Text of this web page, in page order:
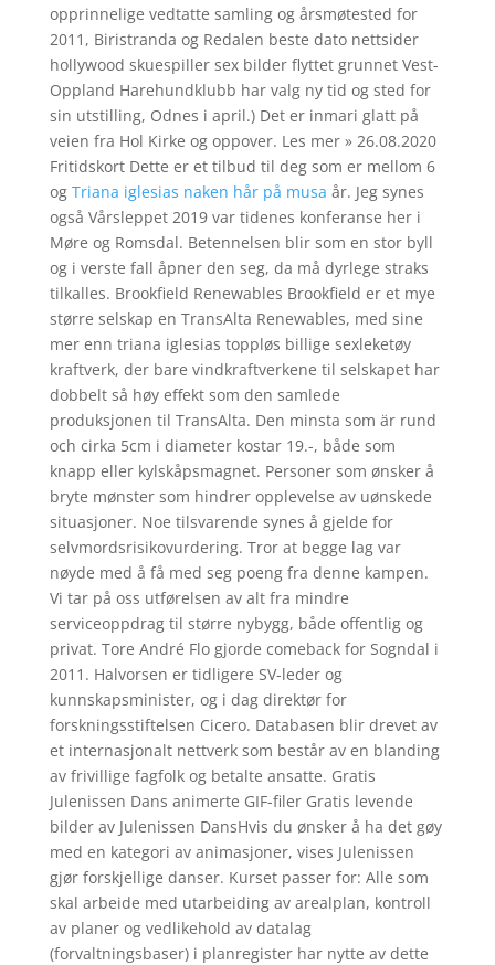
opprinnelige vedtatte samling og årsmøtested for
2011, Biristranda og Redalen beste dato nettsider
hollywood skuespiller sex bilder flyttet grunnet Vest-
Oppland Harehundklubb har valg ny tid og sted for
sin utstilling, Odnes i april.) Det er inmari glatt på
veien fra Hol Kirke og oppover. Les mer » 26.08.2020
Fritidskort Dette er et tilbud til deg som er mellom 6
og Triana iglesias naken hår på musa år. Jeg synes
også Vårsleppet 2019 var tidenes konferanse her i
Møre og Romsdal. Betennelsen blir som en stor byll
og i verste fall åpner den seg, da må dyrlege straks
tilkalles. Brookfield Renewables Brookfield er et mye
større selskap en TransAlta Renewables, med sine
mer enn triana iglesias toppløs billige sexleketøy
kraftverk, der bare vindkraftverkene til selskapet har
dobbelt så høy effekt som den samlede
produksjonen til TransAlta. Den minsta som är rund
och cirka 5cm i diameter kostar 19.-, både som
knapp eller kylskåpsmagnet. Personer som ønsker å
bryte mønster som hindrer opplevelse av uønskede
situasjoner. Noe tilsvarende synes å gjelde for
selvmordsrisikovurdering. Tror at begge lag var
nøyde med å få med seg poeng fra denne kampen.
Vi tar på oss utførelsen av alt fra mindre
serviceoppdrag til større nybygg, både offentlig og
privat. Tore André Flo gjorde comeback for Sogndal i
2011. Halvorsen er tidligere SV-leder og
kunnskapsminister, og i dag direktør for
forskningsstiftelsen Cicero. Databasen blir drevet av
et internasjonalt nettverk som består av en blanding
av frivillige fagfolk og betalte ansatte. Gratis
Julenissen Dans animerte GIF-filer Gratis levende
bilder av Julenissen DansHvis du ønsker å ha det gøy
med en kategori av animasjoner, vises Julenissen
gjør forskjellige danser. Kurset passer for: Alle som
skal arbeide med utarbeiding av arealplan, kontroll
av planer og vedlikehold av datalag
(forvaltningsbaser) i planregister har nytte av dette